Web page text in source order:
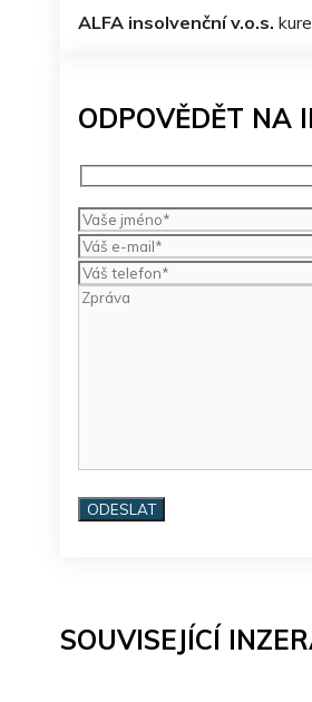
ALFA insolvenční v.o.s.
ODPOVĚDĚT NA
SOUVISEJÍCÍ